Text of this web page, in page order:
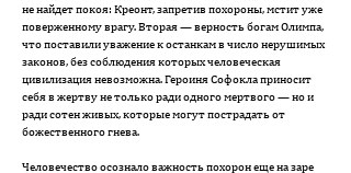
не найдет покоя: Креонт, запретив похороны, мстит уже
поверженному врагу. Вторая — верность богам Олимпа,
что поставили уважение к останкам в число нерушимых
законов, без соблюдения которых человеческая
цивилизация невозможна. Героиня Софокла приносит
себя в жертву не только ради одного мертвого — но и
ради сотен живых, которые могут пострадать от
божественного гнева.
Человечество осознало важность похорон еще на заре